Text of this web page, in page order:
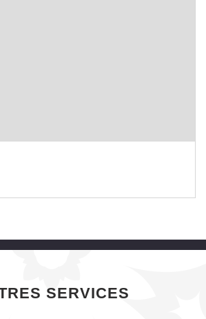
SERVICES